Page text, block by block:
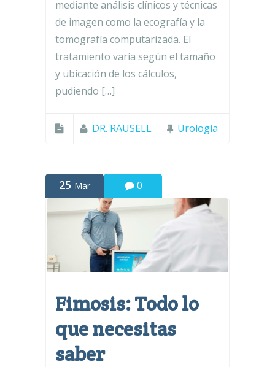
mediante análisis clínicos y técnicas
de imagen como la ecografía y la
tomografía computarizada. El
tratamiento varía según el tamaño
y ubicación de los cálculos,
pudiendo […]
DR. RAUSELL Urología
25 Mar 0
Fimosis: Todo lo
que necesitas
saber